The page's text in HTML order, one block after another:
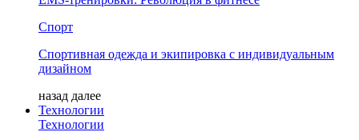
Спорт
Спортивная одежда и экипировка с индивидуальным
дизайном
назад далее
Технологии
Технологии